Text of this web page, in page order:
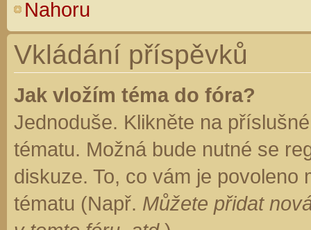
Nahoru
Vkládání příspěvků
Jak vložím téma do fóra?
Jednoduše. Klikněte na
tématu. Možná bude nutné se
diskuze. To, co vám je
tématu (Např. Můžete přidat